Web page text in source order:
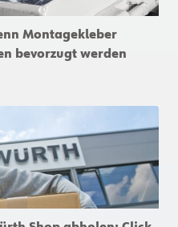
Montagekleber
bevorzugt werden